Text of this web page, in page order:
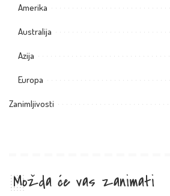
Amerika
Australija
Azija
Europa
Zanimljivosti
Možda će vas zanimati